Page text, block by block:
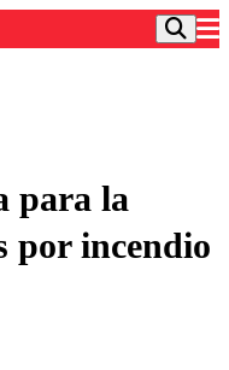
para la
por incendio